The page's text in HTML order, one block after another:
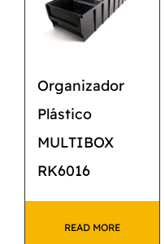
Organizador
Plástico
MULTIBOX
RK6016
READ MORE